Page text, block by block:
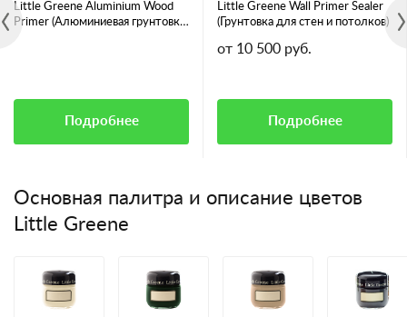
Little Greene Aluminium Wood
Primer (Алюминиевая грунтовка
Подробнее
Little Greene Wall Primer Sealer
(Грунтовка для стен и потолков)
от 10 500 руб.
Подробнее
Основная палитра и описание цветов
Little Greene